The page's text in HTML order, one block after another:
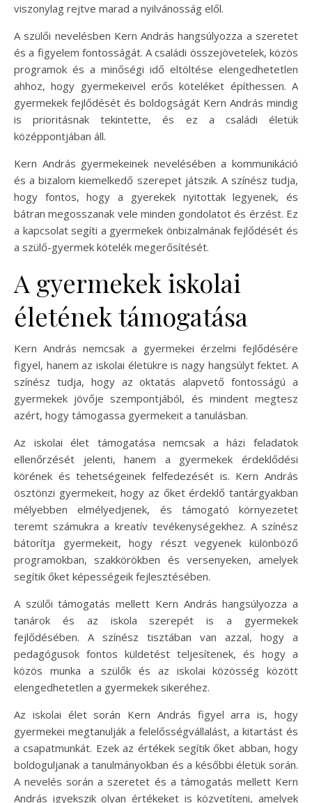
viszonylag rejtve marad a nyilvánosság elől.
A szülői nevelésben Kern András hangsúlyozza a szeretet
és a figyelem fontosságát. A családi összejövetelek, közös
programok és a minőségi idő eltöltése elengedhetetlen
ahhoz, hogy gyermekeivel erős köteléket építhessen. A
gyermekek fejlődését és boldogságát Kern András mindig
is prioritásnak tekintette, és ez a családi életük
középpontjában áll.
Kern András gyermekeinek nevelésében a kommunikáció
és a bizalom kiemelkedő szerepet játszik. A színész tudja,
hogy fontos, hogy a gyerekek nyitottak legyenek, és
bátran megosszanak vele minden gondolatot és érzést. Ez
a kapcsolat segíti a gyermekek önbizalmának fejlődését és
a szülő-gyermek kötelék megerősítését.
A gyermekek iskolai
életének támogatása
Kern András nemcsak a gyermekei érzelmi fejlődésére
figyel, hanem az iskolai életükre is nagy hangsúlyt fektet. A
színész tudja, hogy az oktatás alapvető fontosságú a
gyermekek jövője szempontjából, és mindent megtesz
azért, hogy támogassa gyermekeit a tanulásban.
Az iskolai élet támogatása nemcsak a házi feladatok
ellenőrzését jelenti, hanem a gyermekek érdeklődési
körének és tehetségeinek felfedezését is. Kern András
ösztönzi gyermekeit, hogy az őket érdeklő tantárgyakban
mélyebben elmélyedjenek, és támogató környezetet
teremt számukra a kreatív tevékenységekhez. A színész
bátorítja gyermekeit, hogy részt vegyenek különböző
programokban, szakkörökben és versenyeken, amelyek
segítik őket képességeik fejlesztésében.
A szülői támogatás mellett Kern András hangsúlyozza a
tanárok és az iskola szerepét is a gyermekek
fejlődésében. A színész tisztában van azzal, hogy a
pedagógusok fontos küldetést teljesítenek, és hogy a
közös munka a szülők és az iskolai közösség között
elengedhetetlen a gyermekek sikeréhez.
Az iskolai élet során Kern András figyel arra is, hogy
gyermekei megtanulják a felelősségvállalást, a kitartást és
a csapatmunkát. Ezek az értékek segítik őket abban, hogy
boldoguljanak a tanulmányokban és a későbbi életük során.
A nevelés során a szeretet és a támogatás mellett Kern
András igyekszik olyan értékeket is közvetíteni, amelyek